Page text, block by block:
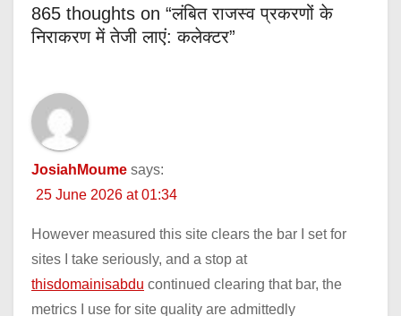
865 thoughts on “लंबित राजस्व प्रकरणों के
निराकरण में तेजी लाएं: कलेक्टर”
JosiahMoume says:
25 June 2026 at 01:34
However measured this site clears the bar I set for
sites I take seriously, and a stop at
thisdomainisabdu continued clearing that bar, the
metrics I use for site quality are admittedly